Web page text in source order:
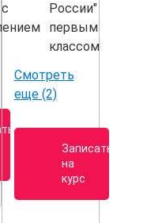
России"
первым
классом
Смотреть
еще (2)
Записаться
на
курс